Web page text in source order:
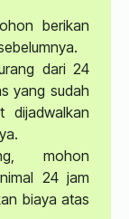
berikan
dari 24
yang sudah
dijadwalkan
mohon
24 jam
biaya atas